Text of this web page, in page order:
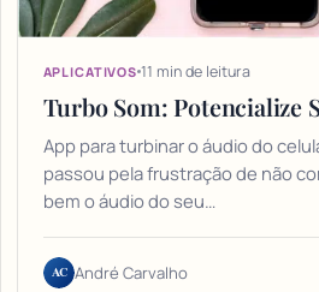
APLICATIVOS 11 min de leitura
Turbo Som: Potencialize
App para turbinar o áudio do
passou pela frustração de não
bem o áudio do seu…
AC André Carvalho